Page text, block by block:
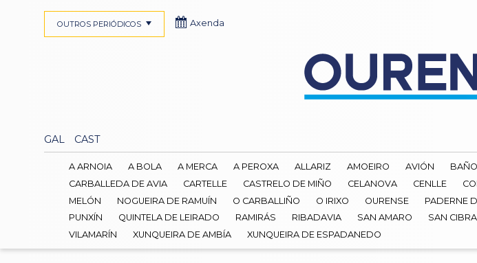
GAL CAST
OUTROS PERIÓDICOS Axenda
A ARNOIA A BOLA A MERCA A PEROXA ALLARIZ AMOEIRO AVIÓN
CARBALLEDA DE AVIA
CARTELLE CASTRELO DE MIÑO CELANOVA CENLLE
MELÓN
NOGUEIRA DE RAMUÍN O CARBALLIÑO O IRIXO OURENSE PADERNE
PUNXÍN
QUINTELA DE LEIRADO RAMIRÁS RIBADAVIA SAN AMARO SAN
VILAMARÍN
XUNQUEIRA DE AMBÍA XUNQUEIRA DE ESPADANEDO